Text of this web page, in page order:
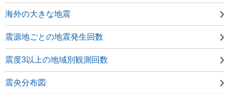
海外の大きな地震
震源地ごとの地震発生回数
震度3以上の地域別観測回数
震央分布図